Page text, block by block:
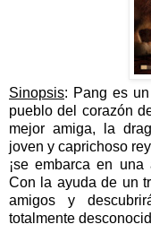
Sinopsis: Pang es
pueblo del corazón
mejor amiga, la
joven y caprichoso
¡se embarca en
Con la ayuda de un
amigos y
totalmente